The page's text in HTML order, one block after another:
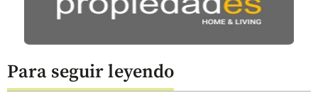
Para seguir leyendo